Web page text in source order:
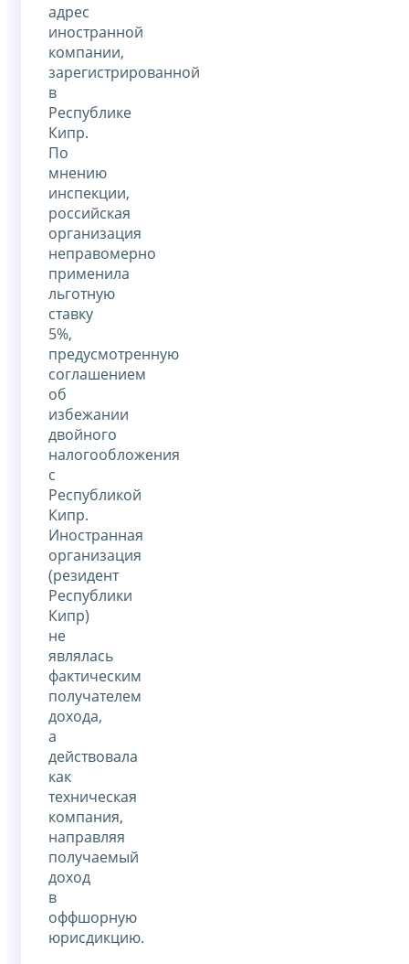
адрес
иностранной
компании,
зарегистрированной
в
Республике
Кипр.
По
мнению
инспекции,
российская
организация
неправомерно
применила
льготную
ставку
5%,
предусмотренную
соглашением
об
избежании
двойного
налогообложения
с
Республикой
Кипр.
Иностранная
организация
(резидент
Республики
Кипр)
не
являлась
фактическим
получателем
дохода,
а
действовала
как
техническая
компания,
направляя
получаемый
доход
в
оффшорную
юрисдикцию.